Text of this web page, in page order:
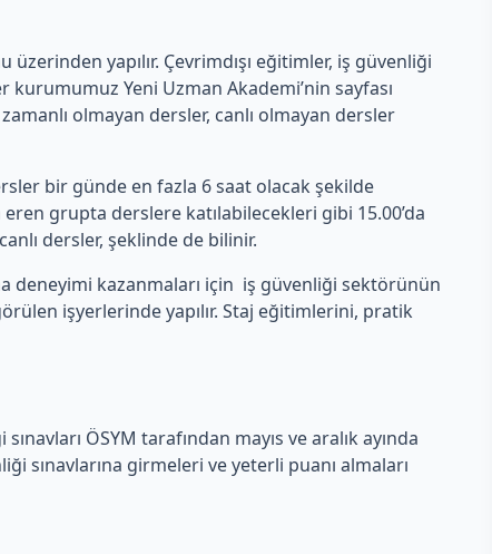
yapılır. Çevrimdışı eğitimler, iş güvenliği
kurumumuz Yeni Uzman Akademi’nin sayfası
olmayan dersler, canlı olmayan dersler
bir günde en fazla 6 saat olacak şekilde
eren grupta derslere katılabilecekleri gibi 15.00’da
dersler, şeklinde de bilinir.
deneyimi kazanmaları için iş güvenliği sektörünün
işyerlerinde yapılır. Staj eğitimlerini, pratik
ÖSYM tarafından mayıs ve aralık ayında
sınavlarına girmeleri ve yeterli puanı almaları